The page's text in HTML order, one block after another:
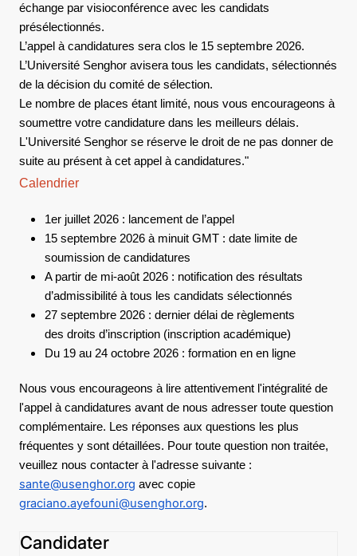
échange par visioconférence avec les candidats
présélectionnés.
L’appel à candidatures sera clos le 15 septembre 2026.
L’Université Senghor avisera tous les candidats, sélectionnés
de la décision du comité de sélection.
Le nombre de places étant limité, nous vous encourageons à
soumettre votre candidature dans les meilleurs délais.
L'Université Senghor se réserve le droit de ne pas donner de
suite au présent à cet appel à candidatures."
Calendrier
1er juillet 2026 : lancement de l’appel
15 septembre 2026 à minuit GMT : date limite de
soumission de candidatures
A partir de mi-août 2026 : notification des résultats
d’admissibilité à tous les candidats sélectionnés
27 septembre 2026 : dernier délai de règlements
des droits d’inscription (inscription académique)
Du 19 au 24 octobre 2026 : formation en en ligne
Nous vous encourageons à lire attentivement l'intégralité de
l'appel à candidatures avant de nous adresser toute question
complémentaire. Les réponses aux questions les plus
fréquentes y sont détaillées. Pour toute question non traitée,
veuillez nous contacter à l'adresse suivante :
sante@usenghor.org avec copie
graciano.ayefouni@usenghor.org.
Candidater